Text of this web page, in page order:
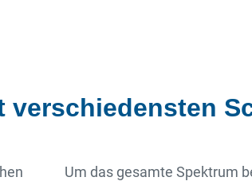
Um das gesamte Spektrum